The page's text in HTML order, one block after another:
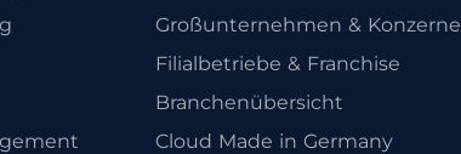
Großunternehmen & Konzerne
Filialbetriebe & Franchise
Branchenübersicht
Cloud Made in Germany